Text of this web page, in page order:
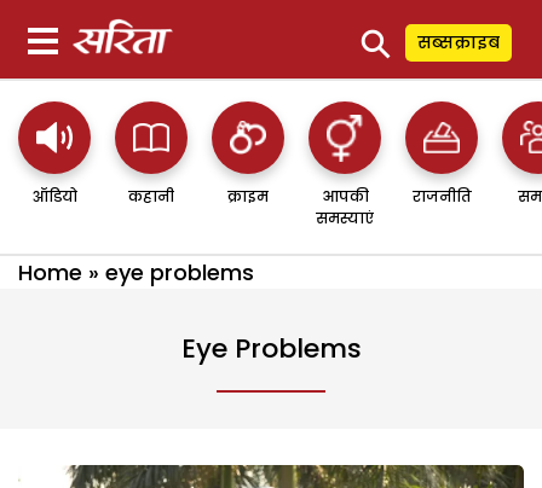
⚲ सब्सक्राइब
ऑडियो कहानी क्राइम
आपकी
समस्याएं
राजनीति
Home » eye problems
Eye Problems